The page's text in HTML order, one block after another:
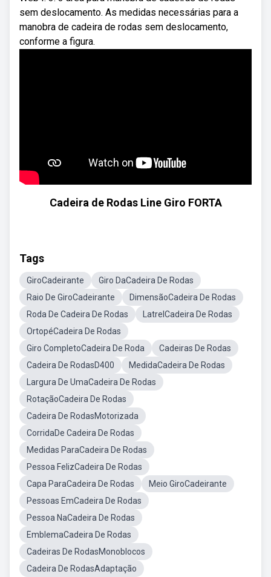
sem deslocamento. As medidas necessárias para a
manobra de cadeira de rodas sem deslocamento,
conforme a figura.
Cadeira de Rodas Line Giro FORTA
Tags
GiroCadeirante
Giro DaCadeira De Rodas
Raio De GiroCadeirante
DimensãoCadeira De Rodas
Roda De Cadeira De Rodas
LatrelCadeira De Rodas
OrtopéCadeira De Rodas
Giro CompletoCadeira De Roda
Cadeiras De Rodas
Cadeira De RodasD400
MedidaCadeira De Rodas
Largura De UmaCadeira De Rodas
RotaçãoCadeira De Rodas
Cadeira De RodasMotorizada
CorridaDe Cadeira De Rodas
Medidas ParaCadeira De Rodas
Pessoa FelizCadeira De Rodas
Capa ParaCadeira De Rodas
Meio GiroCadeirante
Pessoas EmCadeira De Rodas
Pessoa NaCadeira De Rodas
EmblemaCadeira De Rodas
Cadeiras De RodasMonoblocos
Cadeira De RodasAdaptação